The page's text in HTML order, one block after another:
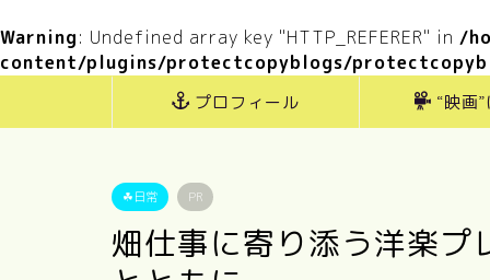
Warning: Undefined array key "HTTP_REFERER" in /
content/plugins/protectcopyblogs/
プロフィール “映画
☘日常 PR
畑仕事に寄り添う洋楽